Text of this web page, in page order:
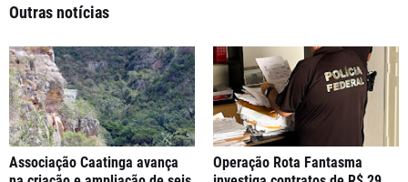
Outras notícias
Associação Caatinga avança
Operação Rota Fantasma